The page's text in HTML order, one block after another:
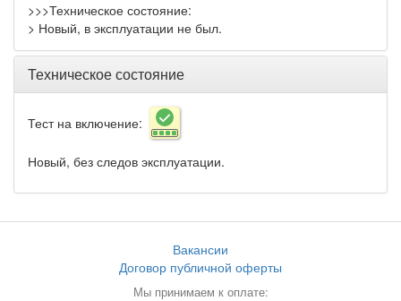
>>>Техническое состояние:
> Новый, в эксплуатации не был.
Техническое состояние
Тест на включение:
Новый, без следов эксплуатации.
Вакансии
Договор публичной оферты
Мы принимаем к оплате: